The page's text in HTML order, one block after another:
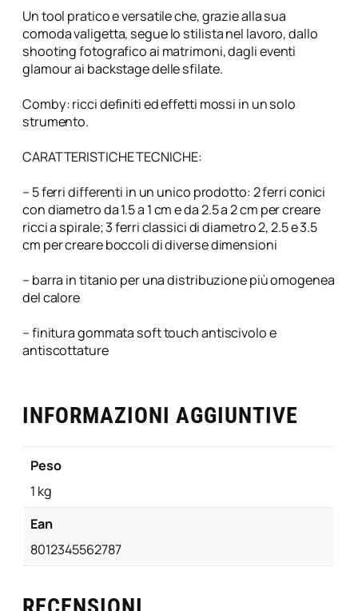
n
t
i
i
n
t
e
c
b
i
a
l
i
C
m
b
Un tool pratico e versatile che, grazie alla sua
comoda valigetta, segue lo stilista nel lavoro, dallo
shooting fotografico ai matrimoni, dagli eventi
glamour ai backstage delle sfilate.
Comby: ricci definiti ed effetti mossi in un solo
strumento.
CARATTERISTICHE TECNICHE:
– 5 ferri differenti in un unico prodotto: 2 ferri conici
con diametro da 1.5 a 1 cm e da 2.5 a 2 cm per creare
ricci a spirale; 3 ferri classici di diametro 2, 2.5 e 3.5
cm per creare boccoli di diverse dimensioni
– barra in titanio per una distribuzione più omogenea
del calore
– finitura gommata soft touch antiscivolo e
antiscottature
INFORMAZIONI AGGIUNTIVE
Peso
1 kg
Ean
8012345562787